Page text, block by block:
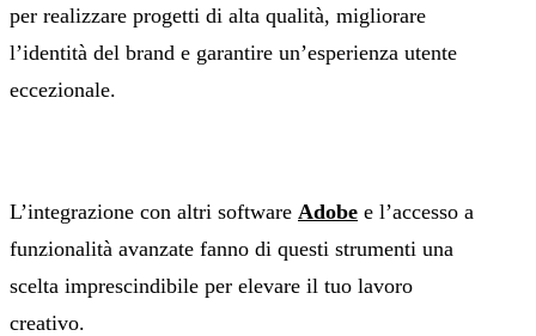
per realizzare progetti di alta qualità, migliorare
l’identità del brand e garantire un’esperienza utente
eccezionale.
L’integrazione con altri software Adobe e l’accesso a
funzionalità avanzate fanno di questi strumenti una
scelta imprescindibile per elevare il tuo lavoro
creativo.